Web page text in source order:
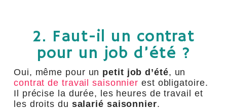
2. Faut-il un contrat
pour un job d’été ?
Oui, même pour un petit job d’été, un
contrat de travail saisonnier est obligatoire.
Il précise la durée, les heures de travail et
les droits du salarié saisonnier.